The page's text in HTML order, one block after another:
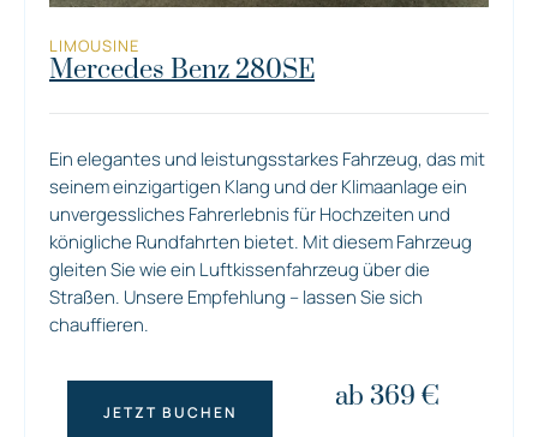
LIMOUSINE
Mercedes Benz 280SE
Ein elegantes und leistungsstarkes Fahrzeug, das mit
seinem einzigartigen Klang und der Klimaanlage ein
unvergessliches Fahrerlebnis für Hochzeiten und
königliche Rundfahrten bietet. Mit diesem Fahrzeug
gleiten Sie wie ein Luftkissenfahrzeug über die
Straßen. Unsere Empfehlung – lassen Sie sich
chauffieren.
JETZT BUCHEN ab 369 €